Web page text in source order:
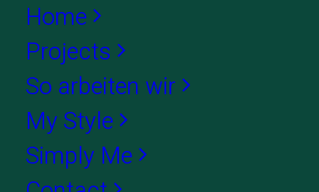
Home
Projects
So arbeiten wir
My Style
Simply Me